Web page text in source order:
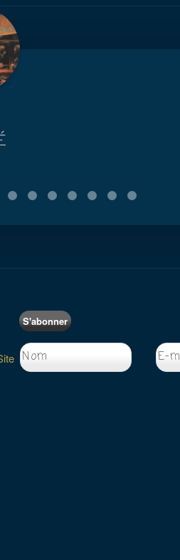
S'abonner